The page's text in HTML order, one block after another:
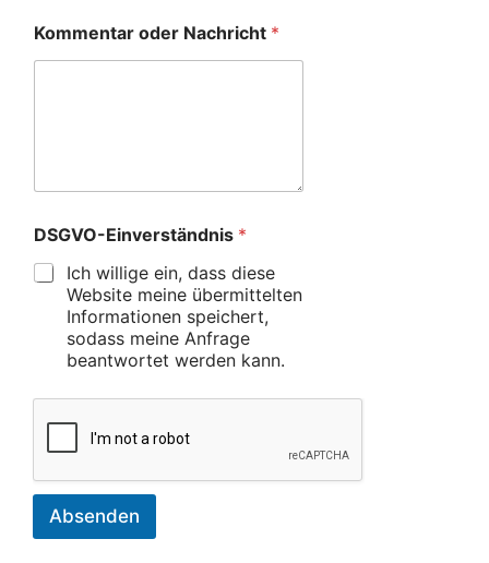
Kommentar oder Nachricht *
DSGVO-Einverständnis *
Ich willige ein, dass diese
Website meine übermittelten
Informationen speichert,
sodass meine Anfrage
beantwortet werden kann.
Absenden